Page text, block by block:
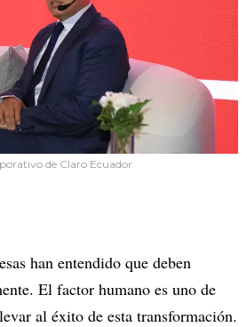
de Claro Ecuador
han entendido que deben
El factor humano es uno de
al éxito de esta transformación.